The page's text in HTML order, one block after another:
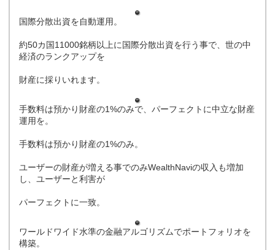
国際分散出資を自動運用。
約50カ国11000銘柄以上に国際分散出資を行う事で、世の中
経済のランクアップを
財産に採りいれます。
手数料は預かり財産の1%のみで、パーフェクトに中立な財産
運用を。
手数料は預かり財産の1%のみ。
ユーザーの財産が増える事でのみWealthNaviの収入も増加
し、ユーザーと利害が
パーフェクトに一致。
ワールドワイド水準の金融アルゴリズムでポートフォリオを
構築。